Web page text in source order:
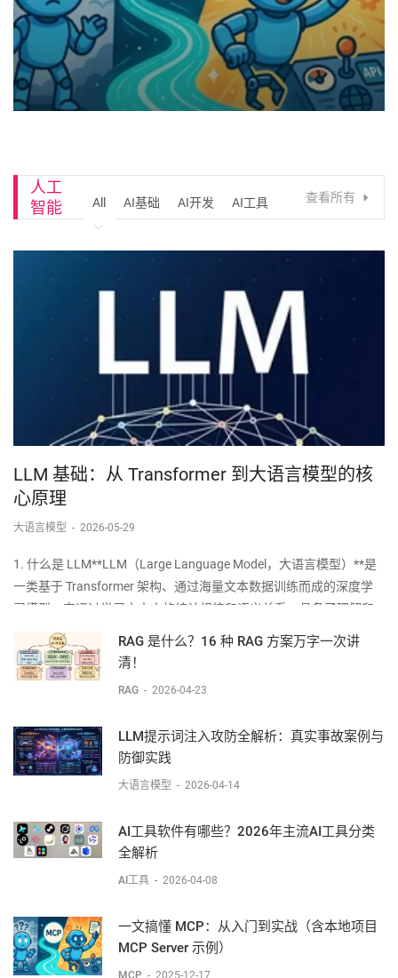
人工
智能
All AI基础 AI开发 AI工具 查看所有
LLM 基础：从 Transformer 到大语言模型的核
心原理
大语言模型 - 2026-05-29
1. 什么是 LLM**LLM（Large Language Model，大语言模型）**是
一类基于 Transformer 架构、通过海量文本数据训练而成的深度学
习模型。它通过学习文本中的统计规律和语义关系，具备了理解和
生成自然语言的能力。LLM 的核心能力：文本生成：给定一段提示
（Prompt）
RAG 是什么？16 种 RAG 方案万字一次讲
清！
RAG - 2026-04-23
LLM提示词注入攻防全解析：真实事故案例与
防御实践
大语言模型 - 2026-04-14
AI工具软件有哪些？2026年主流AI工具分类
全解析
AI工具 - 2026-04-08
一文搞懂 MCP：从入门到实战（含本地项目
MCP Server 示例）
MCP - 2025-12-17